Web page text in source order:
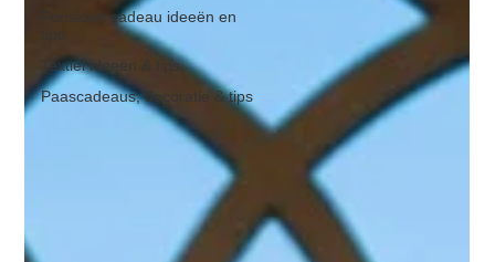
Pensioen cadeau ideeën en
Textiel ideeën & tips
Paascadeaus, decoratie & tips